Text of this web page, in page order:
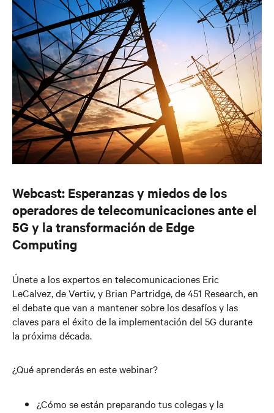
Webcast: Esperanzas y miedos de los
operadores de telecomunicaciones ante el
5G y la transformación de Edge
Computing
Únete a los expertos en telecomunicaciones Eric
LeCalvez, de Vertiv, y Brian Partridge, de 451 Research, en
el debate que van a mantener sobre los desafíos y las
claves para el éxito de la implementación del 5G durante
la próxima década.
¿Qué aprenderás en este webinar?
¿Cómo se están preparando tus colegas y la